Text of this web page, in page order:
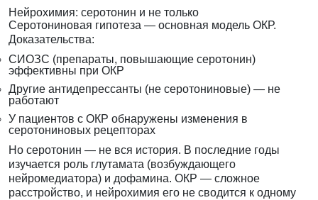
Нейрохимия: серотонин и не только
Серотониновая гипотеза — основная модель ОКР.
Доказательства:
СИОЗС (препараты, повышающие серотонин)
эффективны при ОКР
Другие антидепрессанты (не серотониновые) — не
работают
У пациентов с ОКР обнаружены изменения в
серотониновых рецепторах
Но серотонин — не вся история. В последние годы
изучается роль глутамата (возбуждающего
нейромедиатора) и дофамина. ОКР — сложное
расстройство, и нейрохимия его не сводится к одному